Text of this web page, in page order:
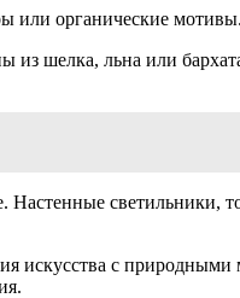
органические
из шелка, льна или
Настенные
искусства с